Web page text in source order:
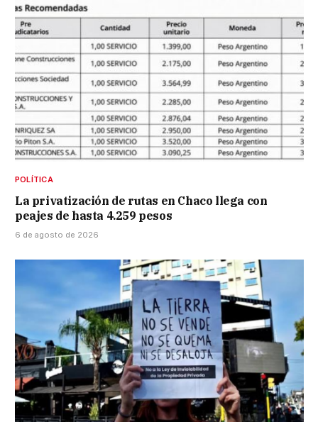
POLÍTICA
La privatización de rutas en Chaco llega con
peajes de hasta 4.259 pesos
6 de agosto de 2026